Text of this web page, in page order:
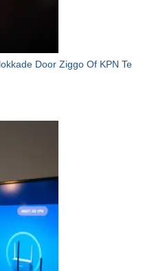
Door Ziggo Of KPN Te